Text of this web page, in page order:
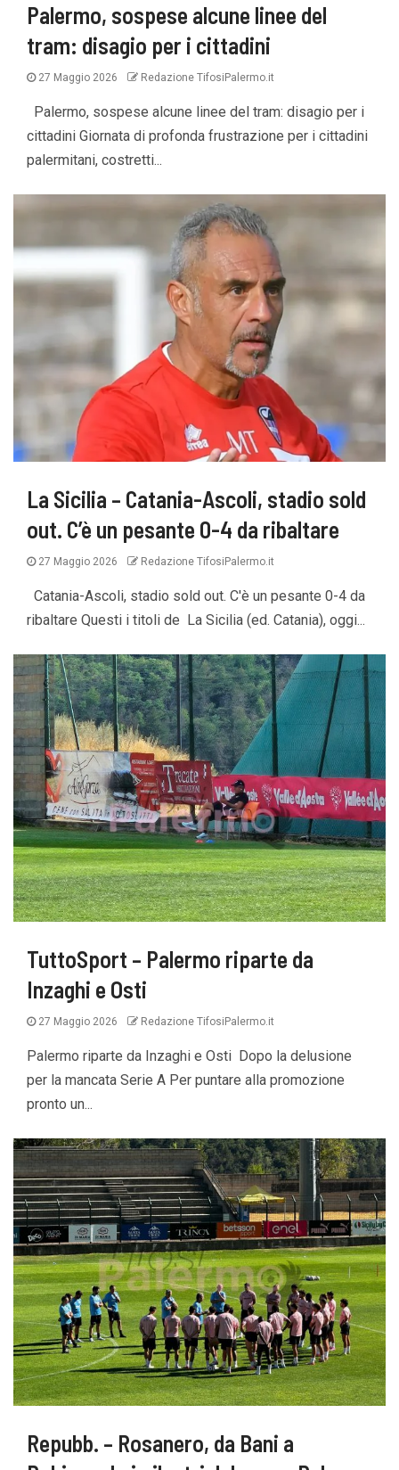
Palermo, sospese alcune linee del
tram: disagio per i cittadini
27 Maggio 2026 Redazione TifosiPalermo.it
Palermo, sospese alcune linee del tram: disagio per i
cittadini Giornata di profonda frustrazione per i cittadini
palermitani, costretti...
La Sicilia – Catania-Ascoli, stadio sold
out. C’è un pesante 0-4 da ribaltare
27 Maggio 2026 Redazione TifosiPalermo.it
Catania-Ascoli, stadio sold out. C'è un pesante 0-4 da
ribaltare Questi i titoli de La Sicilia (ed. Catania), oggi...
TuttoSport – Palermo riparte da
Inzaghi e Osti
27 Maggio 2026 Redazione TifosiPalermo.it
Palermo riparte da Inzaghi e Osti Dopo la delusione
per la mancata Serie A Per puntare alla promozione
pronto un...
Repubb. – Rosanero, da Bani a